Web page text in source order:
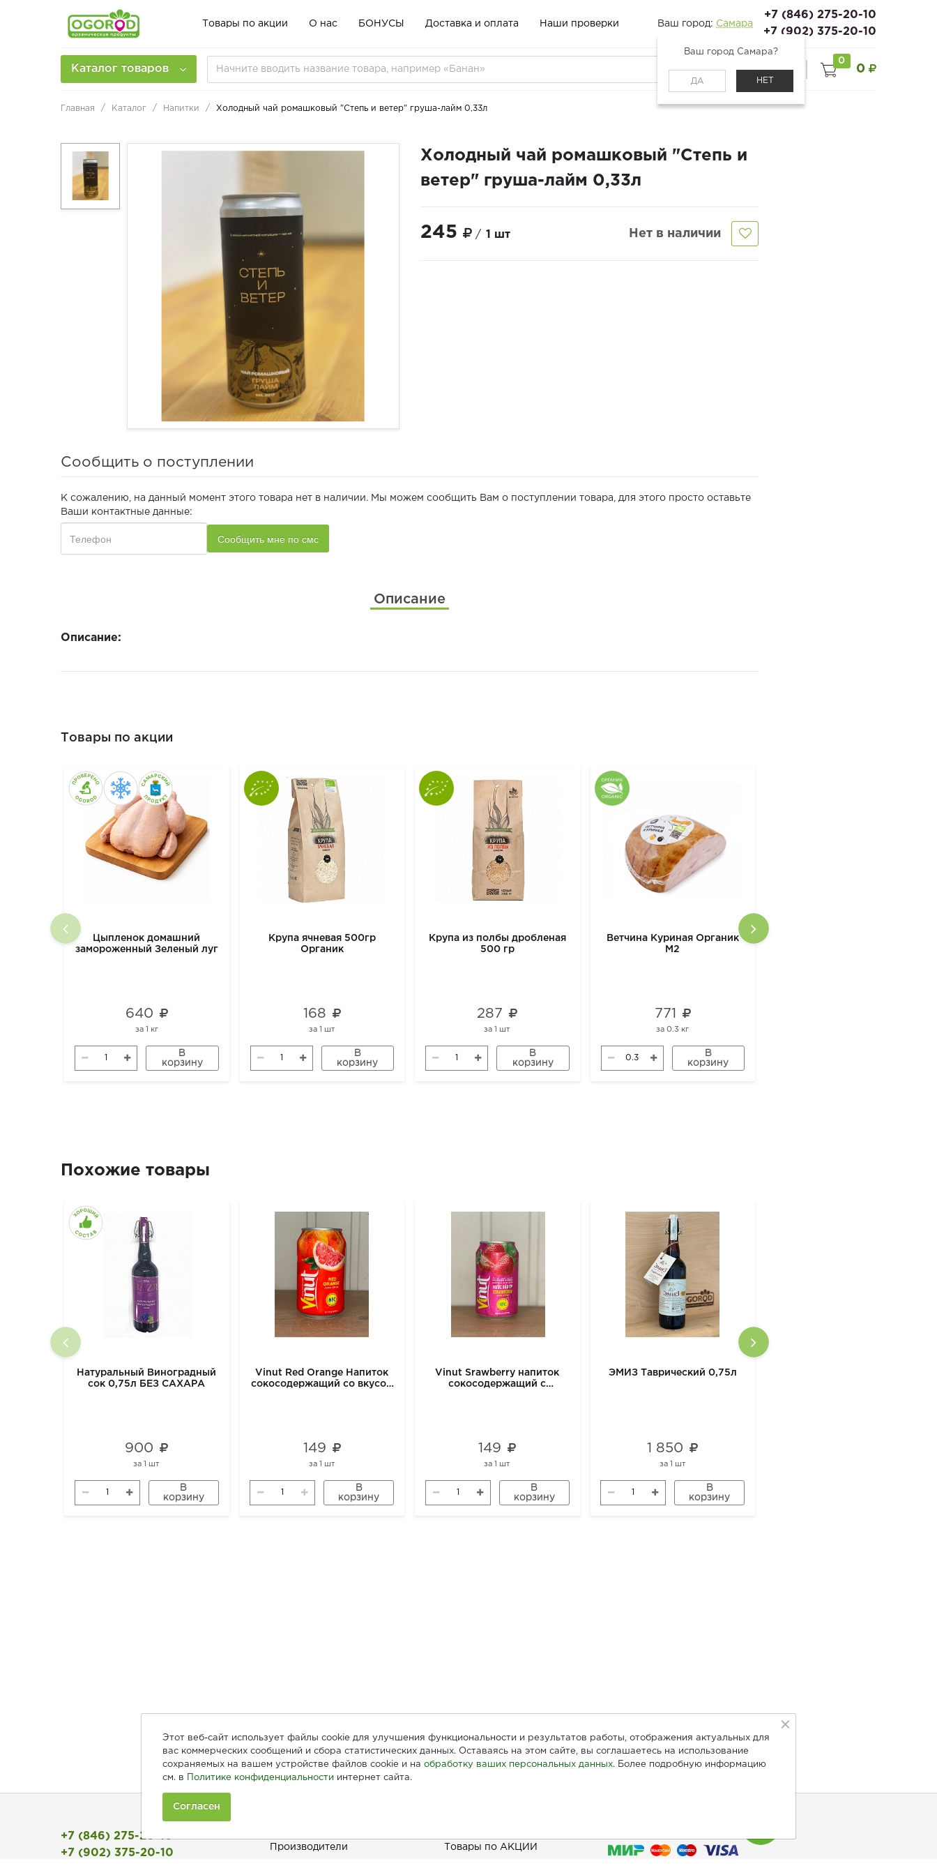
Товары по акции О нас БОНУСЫ Доставка и оплата Наши проверки Ваш город: Самара
Ваш город Самара?
ДА НЕТ
+7 (846) 275-20-10
+7 (902) 375-20-10
Каталог товаров
0
0
Главная Каталог Напитки Холодный чай ромашковый "Степь и ветер" груша-лайм 0,33л
Холодный чай ромашковый "Степь и
ветер" груша-лайм 0,33л
245 / 1 шт Нет в наличии
Сообщить о поступлении
К сожалению, на данный момент этого товара нет в наличии. Мы можем сообщить Вам о поступлении товара, для этого просто оставьте
Ваши контактные данные:
Описание
Описание:
Товары по акции
Цыпленок домашний
замороженный Зеленый луг
640
за 1 кг
В
корзину
Крупа ячневая 500гр
Органик
168
за 1 шт
В
корзину
Крупа из полбы дробленая
500 гр
287
за1 шт
В
корзину
Ветчина Куриная Органик
М2
771
за0.3 кг
В
корзину
Похожие товары
Натуральный Виноградный
сок 0,75л БЕЗ САХАРА
900
за1 шт
В
корзину
Vinut Red Orange Напиток
сокосодержащий со вкусом
149
за 1 шт
В
корзину
Vinut Srawberry напиток
сокосодержащий с
149
за1 шт
В
корзину
ЭМИЗ Таврический 0,75л
1 850
за 1 шт
В
корзину
+7 (846) 275-20-10
+7 (902) 375-20-10
Производители Товары по АКЦИИ
Этот веб-сайт использует файлы cookie для улучшения функциональности и результатов работы, отображения актуальных для
вас коммерческих сообщений и сбора статистических данных. Оставаясь на этом сайте, вы соглашаетесь на использование
сохраняемых на вашем устройстве файлов cookie и на обработку ваших персональных данных. Более подробную информацию
см. в
Политике конфиденциальности интернет сайта.
Согласен